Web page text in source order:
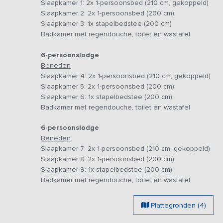
koken. Je rolt de wand op en zo wordt buiten een beetje
De 6-persoons lodges beschikken over een
verdeeld over drie aparte slaapruimten. Muggen en
vind je een grote kastenwand, zodat al je spullen een
niet in een safaritent! Deze is voorzien van een
met regendouche. Samen bieden de lodges plek aan 18
Alle tenten zijn voorzien van een overdekte ruime
loungen en genieten van zwoele zomeravonden. Bij
maken van de faciliteiten van het park zoals het gratis
fietsverhuur, broodjesservice, barbecueservice,
naast het park is een buitenzwembad en tennisbaan
Zwolle. Het terrein is autovrij, ideaal voor gezinnen met
Deze groepslodge is te huur van april t/m oktober.
Slaapkamer 1: 2x 1-persoonsbed (210 cm, gekoppeld)
Slaapkamer 2: 2x 1-persoonsbed (200 cm)
Slaapkamer 3: 1x stapelbedstee (200 cm)
Badkamer met regendouche, toilet en wastafel
6-persoonslodge
Beneden
Slaapkamer 4: 2x 1-persoonsbed (210 cm, gekoppeld)
Slaapkamer 5: 2x 1-persoonsbed (200 cm)
Slaapkamer 6: 1x stapelbedstee (200 cm)
Badkamer met regendouche, toilet en wastafel
6-persoonslodge
Beneden
Slaapkamer 7: 2x 1-persoonsbed (210 cm, gekoppeld)
Slaapkamer 8: 2x 1-persoonsbed (200 cm)
Slaapkamer 9: 1x stapelbedstee (200 cm)
Badkamer met regendouche, toilet en wastafel
Plattegronden (4)